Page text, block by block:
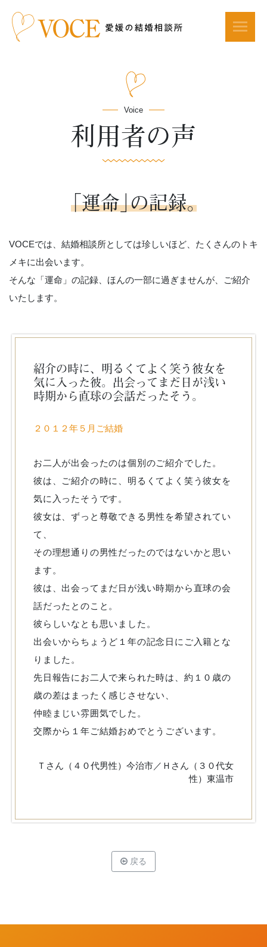
Voice
利用者の声
「運命」の記録。
VOCEでは、結婚相談所としては珍しいほど、たくさんのトキ
メキに出会います。
そんな「運命」の記録、ほんの一部に過ぎませんが、ご紹介
いたします。
紹介の時に、明るくてよく笑う彼女を
気に入った彼。出会ってまだ日が浅い
時期から直球の会話だったそう。
２０１２年５月ご結婚
お二人が出会ったのは個別のご紹介でした。
彼は、ご紹介の時に、明るくてよく笑う彼女を
気に入ったそうです。
彼女は、ずっと尊敬できる男性を希望されてい
て、
その理想通りの男性だったのではないかと思い
ます。
彼は、出会ってまだ日が浅い時期から直球の会
話だったとのこと。
彼らしいなとも思いました。
出会いからちょうど１年の記念日にご入籍とな
りました。
先日報告にお二人で来られた時は、約１０歳の
歳の差はまったく感じさせない、
仲睦まじい雰囲気でした。
交際から１年ご結婚おめでとうございます。
Ｔさん（４０代男性）今治市／Ｈさん（３０代女
性）東温市
戻る